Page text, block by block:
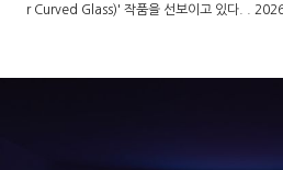
r Curved Glass)' 작품을 선보이고 있다. .